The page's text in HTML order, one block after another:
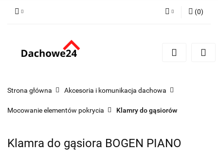
Zarejestruj się
(0)
Strona główna Akcesoria i komunikacja dachowa
Mocowanie elementów pokrycia Klamry do gąsiorów
Klamra do gąsiora BOGEN PIANO